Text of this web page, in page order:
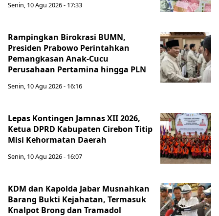
Senin, 10 Agu 2026 - 17:33
Rampingkan Birokrasi BUMN,
Presiden Prabowo Perintahkan
Pemangkasan Anak-Cucu
Perusahaan Pertamina hingga PLN
Senin, 10 Agu 2026 - 16:16
Lepas Kontingen Jamnas XII 2026,
Ketua DPRD Kabupaten Cirebon Titip
Misi Kehormatan Daerah
Senin, 10 Agu 2026 - 16:07
KDM dan Kapolda Jabar Musnahkan
Barang Bukti Kejahatan, Termasuk
Knalpot Brong dan Tramadol